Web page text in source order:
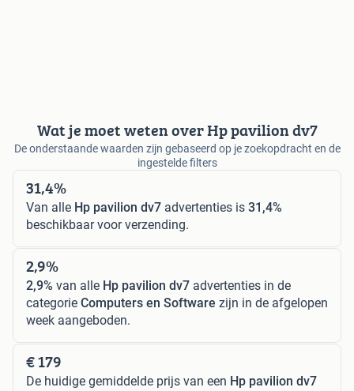
Wat je moet weten over Hp pavilion dv7
De onderstaande waarden zijn gebaseerd op je zoekopdracht en de
ingestelde filters
31,4%
Van alle Hp pavilion dv7 advertenties is 31,4%
beschikbaar voor verzending.
2,9%
2,9% van alle Hp pavilion dv7 advertenties in de
categorie Computers en Software zijn in de afgelopen
week aangeboden.
€ 179
De huidige gemiddelde prijs van een Hp pavilion dv7